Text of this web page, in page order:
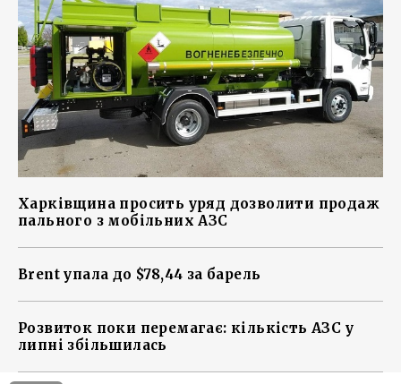
Харківщина просить уряд дозволити продаж
пального з мобільних АЗС
Brent упала до $78,44 за барель
Розвиток поки перемагає: кількість АЗС у
липні збільшилась